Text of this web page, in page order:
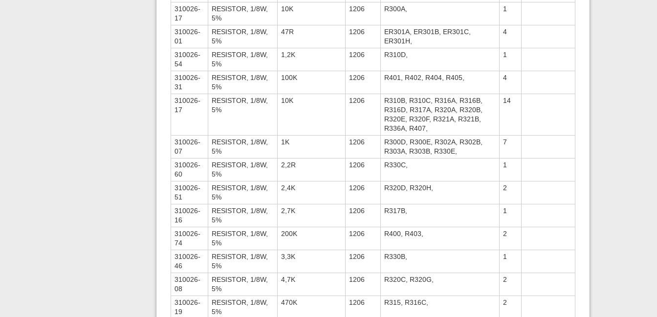
310026-
17
RESISTOR, 1/8W,
5%
10K 1206 R300A, 1
310026-
01
RESISTOR, 1/8W,
5%
47R 1206
ER301A, ER301B, ER301C,
ER301H,
4
310026-
54
RESISTOR, 1/8W,
5%
1,2K 1206 R310D, 1
310026-
31
RESISTOR, 1/8W,
5%
100K 1206 R401, R402, R404, R405, 4
310026-
17
RESISTOR, 1/8W,
5%
10K 1206
R310B, R310C, R316A, R316B,
R316D, R317A, R320A, R320B,
R320E, R320F, R321A, R321B,
R336A, R407,
14
310026-
07
RESISTOR, 1/8W,
5%
1K 1206
R300D, R300E, R302A, R302B,
R303A, R303B, R330E,
7
310026-
60
RESISTOR, 1/8W,
5%
2,2R 1206 R330C, 1
310026-
51
RESISTOR, 1/8W,
5%
2,4K 1206 R320D, R320H, 2
310026-
16
RESISTOR, 1/8W,
5%
2,7K 1206 R317B, 1
310026-
74
RESISTOR, 1/8W,
5%
200K 1206 R400, R403, 2
310026-
46
RESISTOR, 1/8W,
5%
3,3K 1206 R330B, 1
310026-
08
RESISTOR, 1/8W,
5%
4,7K 1206 R320C, R320G, 2
310026-
19
RESISTOR, 1/8W,
5%
470K 1206 R315, R316C, 2